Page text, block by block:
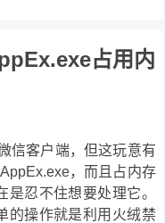
占用内
信客户端，但这玩意有
，而且占内存
忍不住想要处理它。
的操作就是利用火绒禁